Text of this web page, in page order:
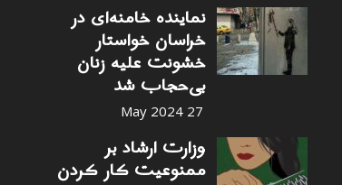
نماینده خامنه‌ای در
خراسان خواستار
خشونت علیه زنان
بی‌حجاب شد
27 May 2024
وزارت ارشاد بر
ممنوعیت کار کردن